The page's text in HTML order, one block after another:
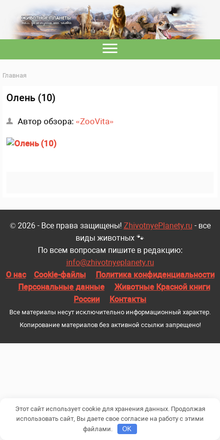
Главная
Олень (10)
Автор обзора: «ZooVita»
© 2026 - Все права защищены! ZhivotnyePlanety.ru - все
виды животных 🐾
По всем вопросам пишите в редакцию:
info@zhivotnyeplanety.ru
О нас
Cookie-файлы
Политика конфиденциальности
Персональные данные
Животные Красной книги
России
Контакты
Все материалы несут исключительно информационный характер.
Копирование материалов без активной ссылки запрещено!
Этот сайт использует cookie для хранения данных. Продолжая
использовать сайт, Вы даете свое согласие на работу с этими
файлами.
OK